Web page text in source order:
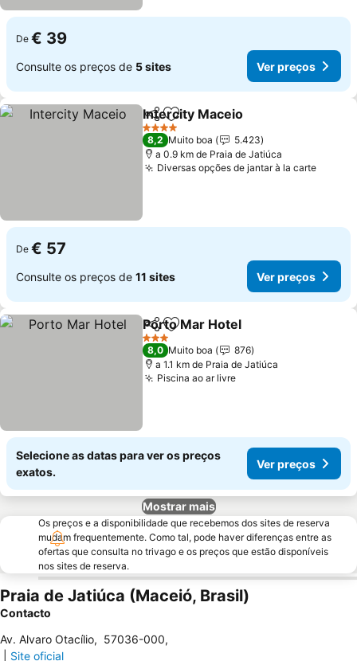
De € 39
Consulte os preços de 5 sites Ver preços
PartilharAdicionar aos favoritos
Intercity Maceio
4 Estrelas
8,2 Muito boa
5.423
a 0.9 km de Praia de Jatiúca
Diversas opções de jantar à la carteVer
De € 57
Consulte os preços de 11 sites Ver preços
PartilharAdicionar aos favoritos
Porto Mar Hotel
3 Estrelas
8,0 Muito boa
876
a 1.1 km de Praia de Jatiúca
Piscina ao ar livreVer preços
Selecione as datas para ver os preços
exatos.
Ver preços
Mostrar mais
Os preços e a disponibilidade que recebemos dos sites de reserva
mudam frequentemente. Como tal, pode haver diferenças entre as
ofertas que consulta no trivago e os preços que estão disponíveis
nos sites de reserva.
Praia de Jatiúca (Maceió, Brasil)
Contacto
Av. Alvaro Otacílio, 57036-000,
Site oficial